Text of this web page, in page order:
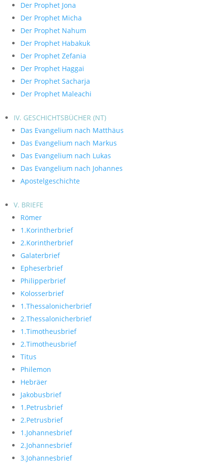
Der Prophet Jona
Der Prophet Micha
Der Prophet Nahum
Der Prophet Habakuk
Der Prophet Zefania
Der Prophet Haggai
Der Prophet Sacharja
Der Prophet Maleachi
IV. GESCHICHTSBÜCHER (NT)
Das Evangelium nach Matthäus
Das Evangelium nach Markus
Das Evangelium nach Lukas
Das Evangelium nach Johannes
Apostelgeschichte
V. BRIEFE
Römer
1.Korintherbrief
2.Korintherbrief
Galaterbrief
Epheserbrief
Philipperbrief
Kolosserbrief
1.Thessalonicherbrief
2.Thessalonicherbrief
1.Timotheusbrief
2.Timotheusbrief
Titus
Philemon
Hebräer
Jakobusbrief
1.Petrusbrief
2.Petrusbrief
1.Johannesbrief
2.Johannesbrief
3.Johannesbrief